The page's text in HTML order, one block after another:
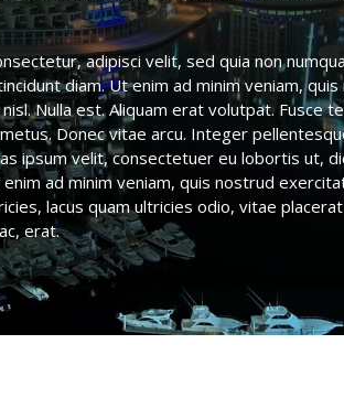
adipisci velit, sed quia non
diam. Ut enim ad minim veniam,
Nulla est. Aliquam erat volutpat. Fusce
Donec vitae arcu. Integer
ipsum velit, consectetuer eu lobortis ut,
ad minim veniam, quis nostrud
lacus quam ultricies odio, vitae
erat.